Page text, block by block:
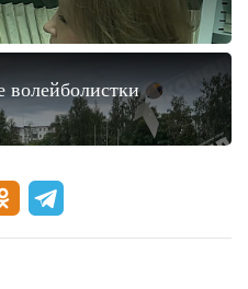
волейболистки